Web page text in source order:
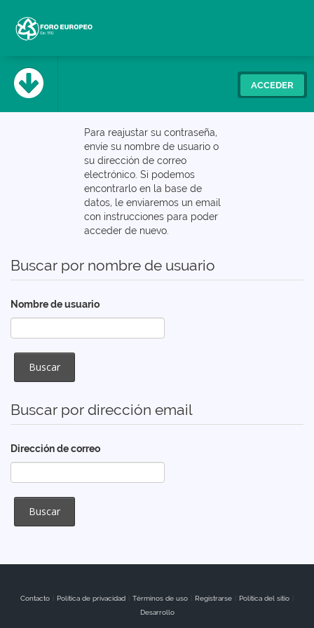
ACCEDER
Español - Internacional
Para reajustar su contraseña,
envíe su nombre de usuario o
su dirección de correo
electrónico. Si podemos
encontrarlo en la base de
datos, le enviaremos un email
con instrucciones para poder
acceder de nuevo.
Buscar por nombre de usuario
Nombre de usuario
Buscar por dirección email
Dirección de correo
Contacto Política de privacidad Términos de uso Registrarse Política del sitio
Desarrollo